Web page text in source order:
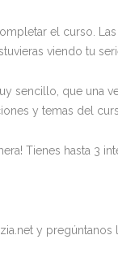
el curso.
viendo tu
sencillo, que una
y temas del
Tienes hasta 3
y